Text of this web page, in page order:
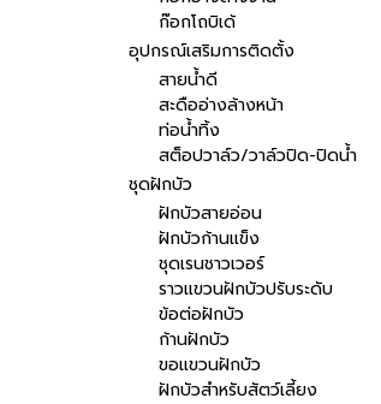
ก๊อกโถบิเด้
อุปกรณ์เสริมการติดตั้ง
สายน้ำดี
สะดืออ่างล้างหน้า
ท่อน้ำทิ้ง
สต็อปวาล์ว/วาล์วปิด-ปิดน้ำ
ชุดฝักบัว
ฝักบัวสายอ่อน
ฝักบัวก้านแข็ง
ชุดเรนชาวเวอร์
ราวแขวนฝักบัวปรับระดับ
ข้อต่อฝักบัว
ก้านฝักบัว
ขอแขวนฝักบัว
ฝักบัวสำหรับสัตว์เลี้ยง